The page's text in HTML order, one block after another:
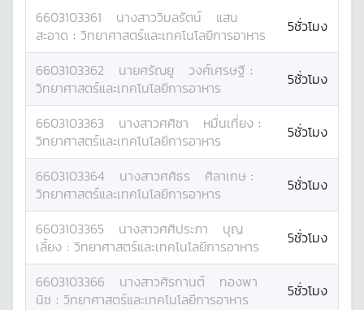
6603103361 นางสาววิมลรัตน์
แสน
สะอาด : วิทยาศาสตร์และเทคโนโลยีการอาหาร 5ชั่วโมง
6603103362 นายศรัณยู วงศ์เศรษฐี :
วิทยาศาสตร์และเทคโนโลยีการอาหาร
5ชั่วโมง
6603103363 นางสาวศศิชา หมื่นเที่ยง :
วิทยาศาสตร์และเทคโนโลยีการอาหาร
5ชั่วโมง
6603103364 นางสาวศศิธร ศิลาเกษ :
วิทยาศาสตร์และเทคโนโลยีการอาหาร
5ชั่วโมง
6603103365 นางสาวศศิประภา
บุญ
เลี้ยง : วิทยาศาสตร์และเทคโนโลยีการอาหาร 5ชั่วโมง
6603103366 นางสาวศิรกานต์
ทองพา
นิช : วิทยาศาสตร์และเทคโนโลยีการอาหาร 5ชั่วโมง